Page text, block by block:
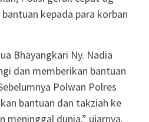
kepada para korban
Bhayangkari Ny. Nadia
dan memberikan bantuan
Polwan Polres
bantuan dan takziah ke
meninggal dunia,” ujarnya.